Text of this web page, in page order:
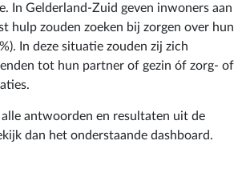
In Gelderland-Zuid geven inwoners aan
hulp zouden zoeken bij zorgen over hun
In deze situatie zouden zij zich
tot hun partner of gezin óf zorg- of
alle antwoorden en resultaten uit de
dan het onderstaande dashboard.